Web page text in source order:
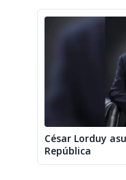
César Lorduy
República